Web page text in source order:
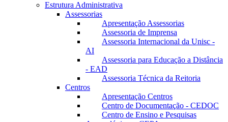
Estrutura Administrativa
Assessorias
Apresentação Assessorias
Assessoria de Imprensa
Assessoria Internacional da Unisc -
AI
Assessoria para Educação a Distância
- EAD
Assessoria Técnica da Reitoria
Centros
Apresentação Centros
Centro de Documentação - CEDOC
Centro de Ensino e Pesquisas